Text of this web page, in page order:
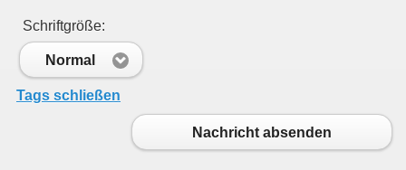
Schriftgröße:
Normal
Tags schließen
Nachricht absenden